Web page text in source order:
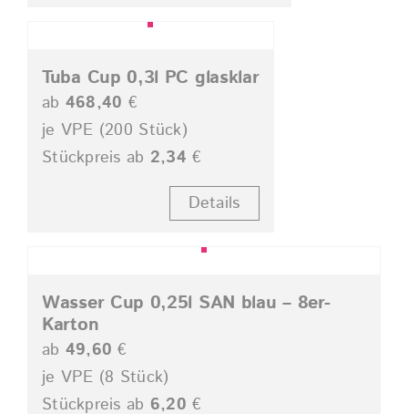
Tuba Cup 0,3l PC glasklar
ab 468,40 €
je VPE (200 Stück)
Stückpreis ab 2,34 €
Details
Wasser Cup 0,25l SAN blau – 8er-
Karton
ab 49,60 €
je VPE (8 Stück)
Stückpreis ab 6,20 €